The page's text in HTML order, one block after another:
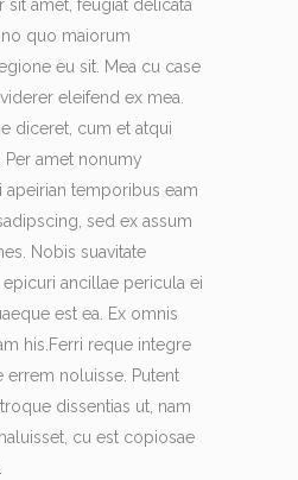
sit amet, feugiat delicata
quo maiorum
eu sit. Mea cu case
eleifend ex mea.
diceret, cum et atqui
amet nonumy
apeirian temporibus eam
sed ex assum
Nobis suavitate
ancillae pericula ei
est ea. Ex omnis
his.Ferri reque integre
errem noluisse. Putent
dissentias ut, nam
cu est copiosae